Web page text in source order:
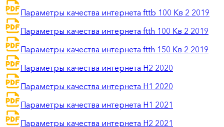
Параметры качества интернета fttb 100 Кв 2 2019
Параметры качества интернета ftth 100 Кв 2 2019
Параметры качества интернета ftth 150 Кв 2 2019
Параметры качества интернета H2 2020
Параметры качества интернета H1 2020
Параметры качества интернета H1 2021
Параметры качества интернета H2 2021